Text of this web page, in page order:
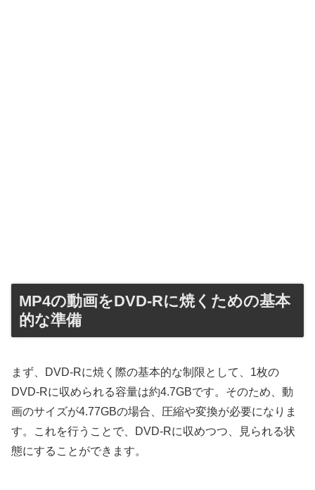
MP4の動画をDVD-Rに焼くための基本
的な準備
まず、DVD-Rに焼く際の基本的な制限として、1枚の
DVD-Rに収められる容量は約4.7GBです。そのため、動
画のサイズが4.77GBの場合、圧縮や変換が必要になりま
す。これを行うことで、DVD-Rに収めつつ、見られる状
態にすることができます。